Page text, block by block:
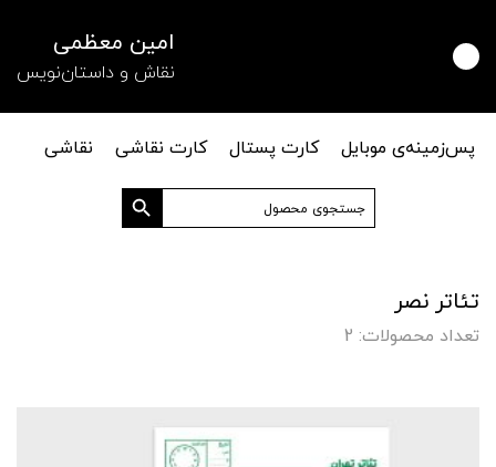
امین معظمی
نقاش و داستان‌نویس
پس‌زمینه‌ی موبایل کارت پستال کارت نقاشی
نقاشی
جستجو
برای:
دکمه جستجو
تئاتر نصر
تعداد محصولات: 2